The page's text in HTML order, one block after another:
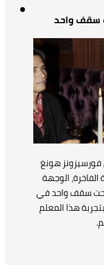
سقف واحد
هونغ
الوجهة
تحت سقف واحد في
هذا المعلم